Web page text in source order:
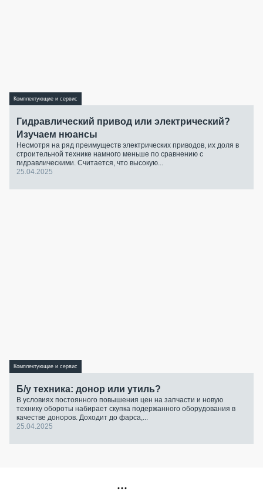
Комплектующие и сервис
Гидравлический привод или электрический?
Изучаем нюансы
Несмотря на ряд преимуществ электрических приводов, их доля в
строительной технике намного меньше по сравнению с
гидравлическими. Считается, что высокую...
25.04.2025
Комплектующие и сервис
Б/у техника: донор или утиль?
В условиях постоянного повышения цен на запчасти и новую
технику обороты набирает скупка подержанного оборудования в
качестве доноров. Доходит до фарса,...
25.04.2025